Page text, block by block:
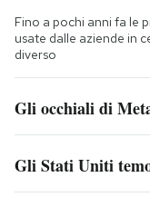
Fino a pochi anni fa le
usate dalle aziende in
diverso
Gli occhiali di
Gli Stati Uniti